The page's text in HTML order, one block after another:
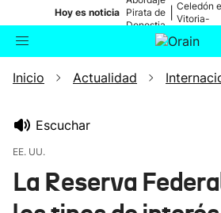
Hoy es noticia Pirata de
Donostia
Celedón
Vitoria-
Buscador Actualidad
Ikusmiran
Inicio Actualidad
Escuchar
EE. UU.
La Reserva